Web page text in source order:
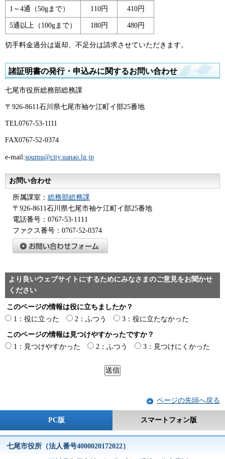
1～4通（50gまで） 110円 410円
5通以上（100gまで） 180円 480円
切手料金過分は返却、不足分は請求させていただきます。
諸証明書の発行・申込みに関するお問い合わせ
七尾市役所総務部総務課
〒926-8611石川県七尾市袖ケ江町イ部25番地
TEL0767-53-1111
FAX0767-52-0374
e-mail:soumu@city.nanao.lg.jp
お問い合わせ
所属課室： 総務部総務課
〒926-8611石川県七尾市袖ケ江町イ部25番地
電話番号：0767-53-1111
ファクス番号：0767-52-0374
より良いウェブサイトにするためにみなさまのご意見をお聞かせ
ください
このページの情報は役に立ちましたか？
1：役に立った
2：ふつう 3：役に立たなかった
このページの情報は見つけやすかったですか？
1：見つけやすかった
2：ふつう 3：見つけにくかった
ページの先頭へ戻る
PC版 スマートフォン版
七尾市役所（法人番号4000020172022）